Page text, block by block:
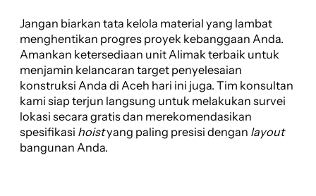
Jangan biarkan tata kelola material yang lambat
menghentikan progres proyek kebanggaan Anda.
Amankan ketersediaan unit Alimak terbaik untuk
menjamin kelancaran target penyelesaian
konstruksi Anda di Aceh hari ini juga. Tim konsultan
kami siap terjun langsung untuk melakukan survei
lokasi secara gratis dan merekomendasikan
spesifikasi hoistyang paling presisi dengan layout
bangunan Anda.